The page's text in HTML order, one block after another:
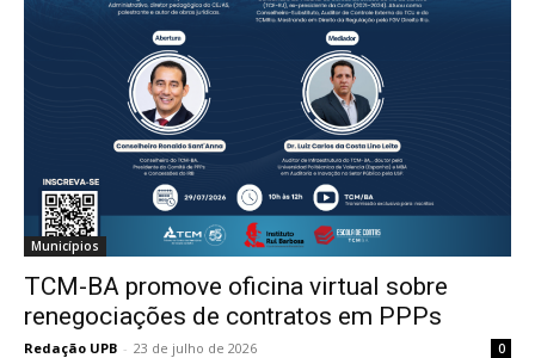
Municípios
TCM-BA promove oficina virtual sobre
renegociações de contratos em PPPs
Redação UPB - 23 de julho de 2026 0